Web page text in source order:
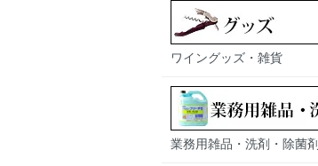
ワイングッズ・雑貨
業務用雑品・洗剤・除菌剤